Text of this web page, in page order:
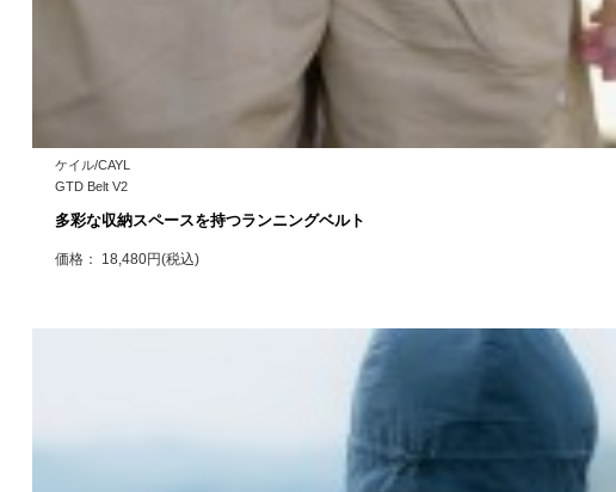
ケイル/CAYL
GTD Belt V2
多彩な収納スペースを持つランニングベルト
価格： 18,480円(税込)